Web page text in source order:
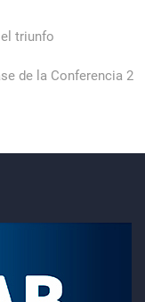
triunfo
de la Conferencia 2